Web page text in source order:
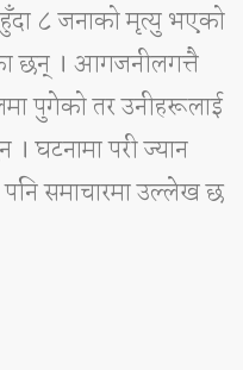
८ जनाको मृत्यु भएको
छन् । आगजनीलगत्तै
पुगेको तर उनीहरूलाई
घटनामा परी ज्यान
समाचारमा उल्लेख छ